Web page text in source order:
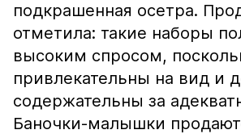
подкрашенная осетра.
отметила: такие наборы
высоким спросом,
привлекательны на вид и
содержательны за
Баночки-малышки